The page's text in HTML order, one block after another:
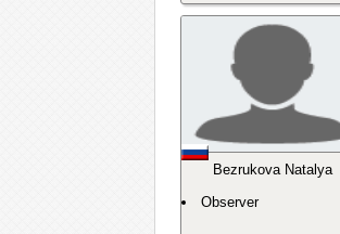
Bezrukova Natalya
Observer